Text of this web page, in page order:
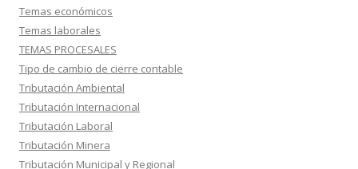
Temas económicos
Temas laborales
TEMAS PROCESALES
Tipo de cambio de cierre contable
Tributación Ambiental
Tributación Internacional
Tributación Laboral
Tributación Minera
Tributación Municipal y Regional